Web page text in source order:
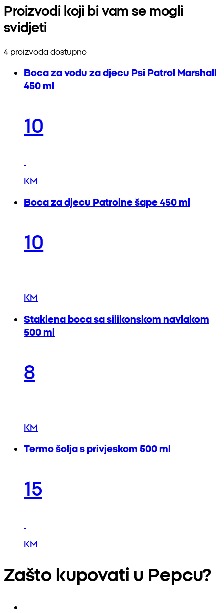
Proizvodi koji bi vam se mogli
svidjeti
4 proizvoda dostupno
Boca za vodu za djecu Psi Patrol Marshall
450 ml
10
KM
Boca za djecu Patrolne šape 450 ml
10
KM
Staklena boca sa silikonskom navlakom
500 ml
8
KM
Termo šolja s privjeskom 500 ml
15
KM
Zašto kupovati u Pepcu?